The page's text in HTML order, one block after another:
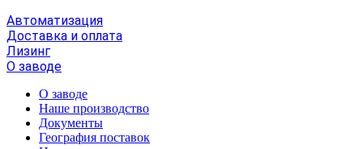
Автоматизация
Доставка и оплата
Лизинг
О заводе
О заводе
Наше производство
Документы
География поставок